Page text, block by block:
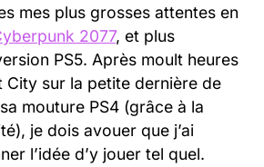
mes plus grosses attentes en
2077, et plus
PS5. Après moult heures
City sur la petite dernière de
mouture PS4 (grâce à la
je dois avouer que j’ai
l’idée d’y jouer tel quel.